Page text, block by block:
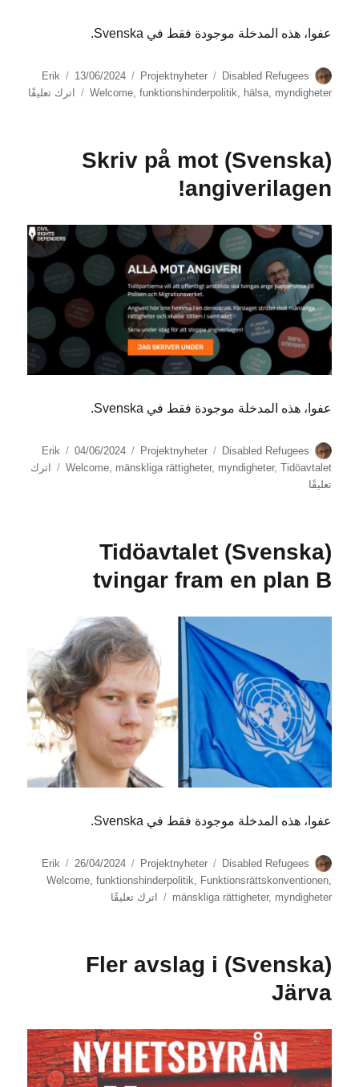
عفوا، هذه المدخلة موجودة فقط في Svenska.
الكاتب Erik
نُشرت
في
13/06/2024
التصنيفات Projektnyheter
الوسوم Disabled Refugees
Welcome, funktionshinderpolitik, hälsa, myndigheter اترك تعليقًا
(Svenska) Skriv på mot
angiverilagen!
عفوا، هذه المدخلة موجودة فقط في Svenska.
الكاتب Erik
نُشرت
في
04/06/2024
التصنيفات Projektnyheter
الوسوم Disabled Refugees
Welcome, mänskliga rättigheter, myndigheter, Tidöavtalet
اترك
تعليقًا
mot
(Svenska) Tidöavtalet
tvingar fram en plan B
عفوا، هذه المدخلة موجودة فقط في Svenska.
الكاتب Erik
نُشرت
في
26/04/2024
التصنيفات Projektnyheter
الوسوم Disabled Refugees
Welcome, funktionshinderpolitik, Funktionsrättskonventionen,
mänskliga rättigheter, myndigheter اترك تعليقًا
fram
(Svenska) Fler avslag i
Järva